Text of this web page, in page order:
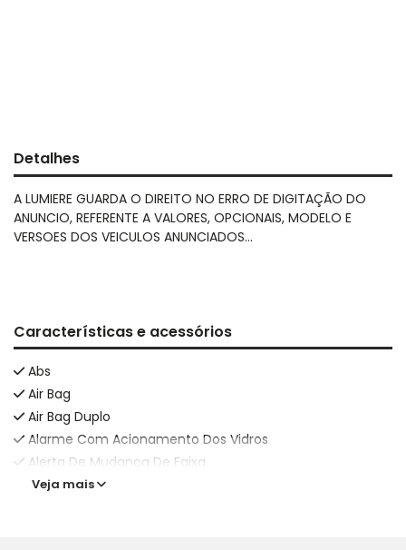
Detalhes
A LUMIERE GUARDA O DIREITO NO ERRO DE DIGITAÇÃO DO
ANUNCIO, REFERENTE A VALORES, OPCIONAIS, MODELO E
VERSOES DOS VEICULOS ANUNCIADOS...
Características e acessórios
Abs
Air Bag
Air Bag Duplo
Alarme Com Acionamento Dos Vidros
Alerta De Mudança De Faixa
Veja mais